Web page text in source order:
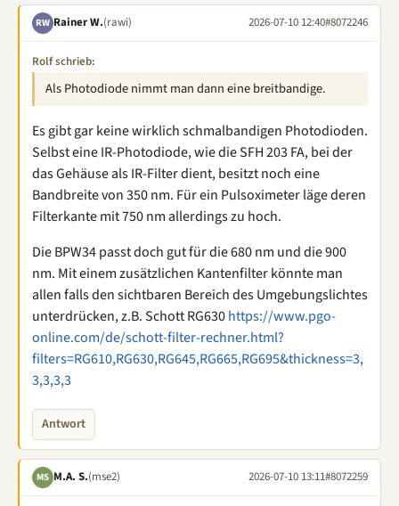
RW Rainer W.(rawi) 2026-07-10 12:40#8072246
Rolf schrieb:
Als Photodiode nimmt man dann eine breitbandige.
Es gibt gar keine wirklich schmalbandigen Photodioden.
Selbst eine IR-Photodiode, wie die SFH 203 FA, bei der
das Gehäuse als IR-Filter dient, besitzt noch eine
Bandbreite von 350 nm. Für ein Pulsoximeter läge deren
Filterkante mit 750 nm allerdings zu hoch.
Die BPW34 passt doch gut für die 680 nm und die 900
nm. Mit einem zusätzlichen Kantenfilter könnte man
allen falls den sichtbaren Bereich des Umgebungslichtes
unterdrücken, z.B. Schott RG630https://www.pgo-
online.com/de/schott-filter-rechner.html?
filters=RG610,RG630,RG645,RG665,RG695&thickness=3,
3,3,3,3
Antwort
MS M.A. S.(mse2) 2026-07-10 13:11#8072259